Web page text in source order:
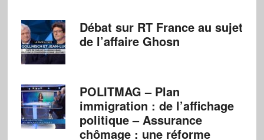
Débat sur RT France au sujet
de l’affaire Ghosn
POLITMAG – Plan
immigration : de l’affichage
politique – Assurance
chômage : une réforme